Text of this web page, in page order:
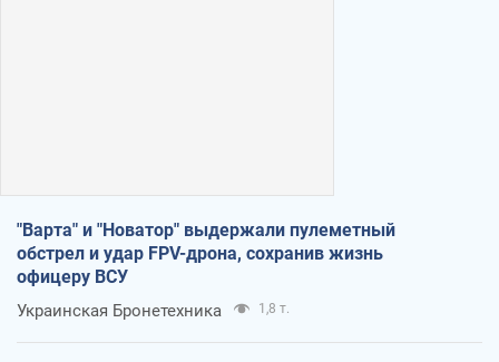
"Варта" и "Новатор" выдержали пулеметный
обстрел и удар FPV-дрона, сохранив жизнь
офицеру ВСУ
Украинская Бронетехника 1,8 т.